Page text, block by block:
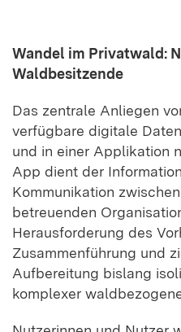
Wandel im Privatwald:
Waldbesitzende
Das zentrale Anliegen
verfügbare digitale
und in einer Applikation
App dient der
Kommunikation
betreuenden
Herausforderung des
Zusammenführung und
Aufbereitung bislang
komplexer